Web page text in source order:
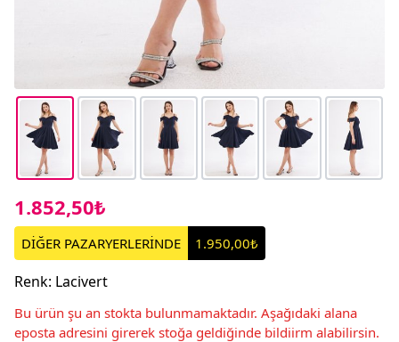
1.852,50₺
DİĞER PAZARYERLERİNDE 1.950,00₺
Renk: Lacivert
Bu ürün şu an stokta bulunmamaktadır. Aşağıdaki alana
eposta adresini girerek stoğa geldiğinde bildiirm alabilirsin.